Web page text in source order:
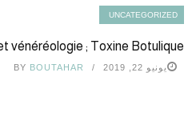
UNCATEGORIZED
vénéréologie ; Toxine Botulique
يونيو 22, 2019 BY BOUTAHAR